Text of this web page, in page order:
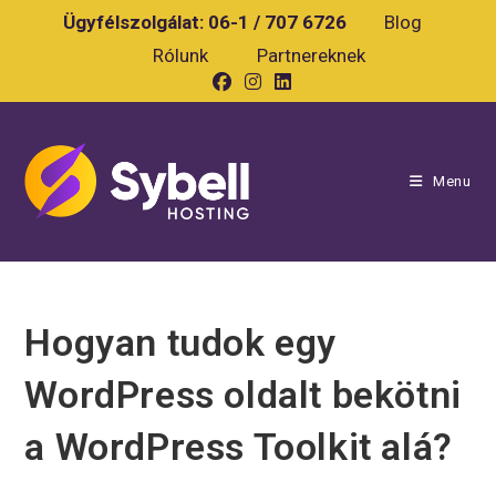
Ügyfélszolgálat: 06-1 / 707 6726
Blog
Rólunk
Partnereknek
Menu
Hogyan tudok egy
WordPress oldalt bekötni
a WordPress Toolkit alá?